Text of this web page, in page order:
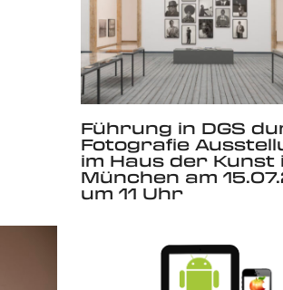
Führung in DGS
Fotografie
im Haus der Kunst
München am
um 11 Uhr